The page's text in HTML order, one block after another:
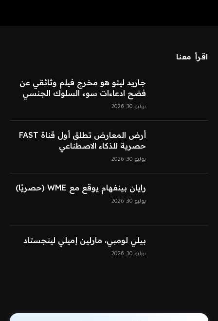
اقرأ معنا
جاريد ليتو هو مخرج فيلم وثائقي عن
فضح ادعاءات سوء السلوك الجنسي
يوليو 30, 2026
أرض المعارض تطلق أول قناة FAST
حصرية للذكاء الاصطناعي
يوليو 30, 2026
رايان بينغهام يوقع مع WME (حصريًا)
يوليو 30, 2026
بيلي لومبي، مارلين إميلي لينجستاد
يوليو 30, 2026